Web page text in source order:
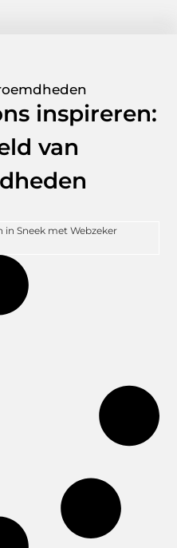
inspireren:
van
in Sneek met Webzeker